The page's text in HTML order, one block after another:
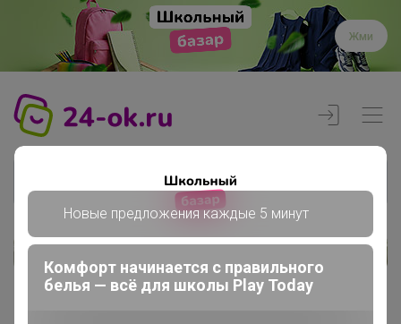
Жми
Новые предложения каждые 5 минут
Комфорт начинается с правильного
белья — всё для школы Play Today